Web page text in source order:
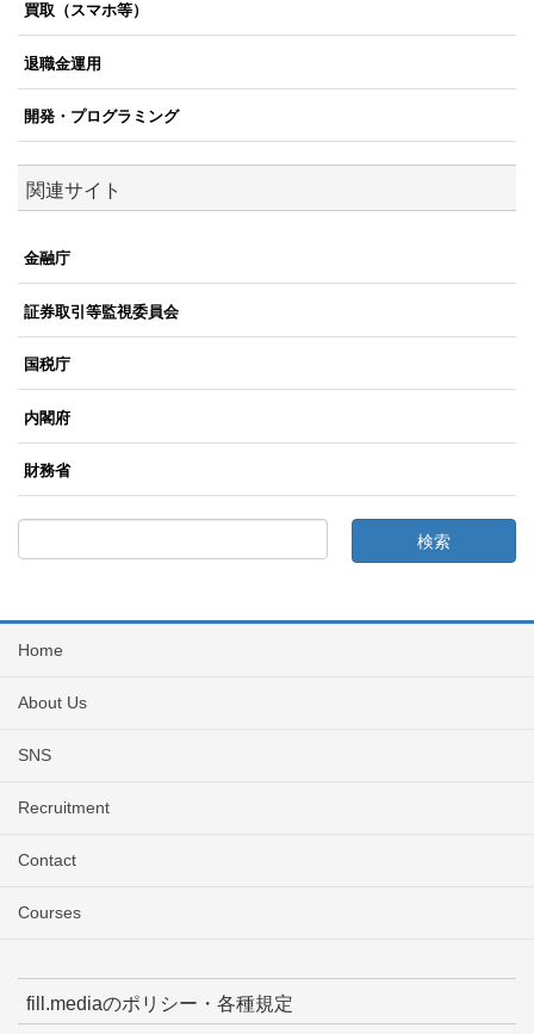
買取（スマホ等）
退職金運用
開発・プログラミング
関連サイト
金融庁
証券取引等監視委員会
国税庁
内閣府
財務省
Home
About Us
SNS
Recruitment
Contact
Courses
fill.mediaのポリシー・各種規定